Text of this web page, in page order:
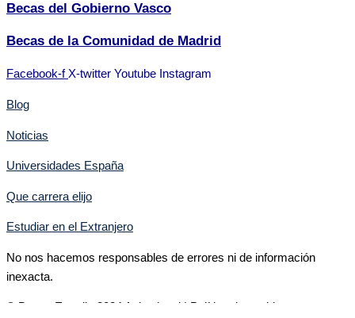
Becas del Gobierno Vasco
Becas de la Comunidad de Madrid
Facebook-f X-twitter Youtube Instagram
Blog
Noticias
Universidades España
Que carrera elijo
Estudiar en el Extranjero
No nos hacemos responsables de errores ni de información
inexacta.
© Becas Estudio 2024 Aviso legal | Política de cookies